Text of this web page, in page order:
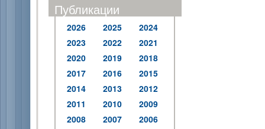
Публикации
2026 2025
2024
2023
2022
2021
2020
2019
2018
2017
2016
2015
2014
2013
2012
2011
2010
2009
2008
2007
2006